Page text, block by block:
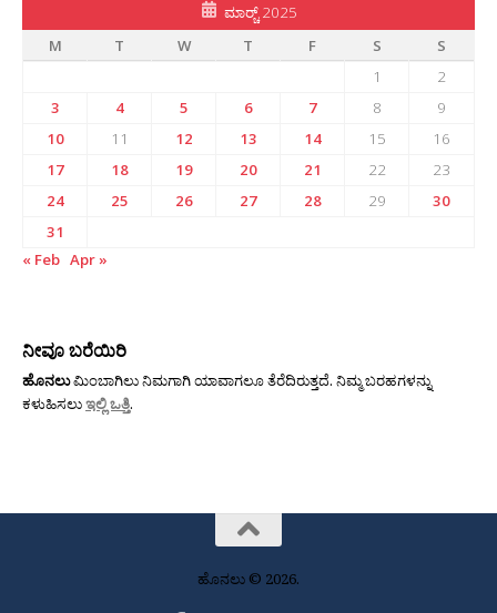
ಮಾರ್‍ಚ್ 2025
M
T W T F S
S
1
2
3
4 5 6 7 8
9
10
11 12 13 14 15
16
17
18 19 20 21 22
23
24
25 26 27 28 29
30
31
« Feb Apr »
ನೀವೂ ಬರೆಯಿರಿ
ಹೊನಲುಮಿಂಬಾಗಿಲು ನಿಮಗಾಗಿ ಯಾವಾಗಲೂ ತೆರೆದಿರುತ್ತದೆ. ನಿಮ್ಮ ಬರಹಗಳನ್ನು
ಕಳುಹಿಸಲುಇಲ್ಲಿ ಒತ್ತಿ.
ಹೊನಲು © 2026.